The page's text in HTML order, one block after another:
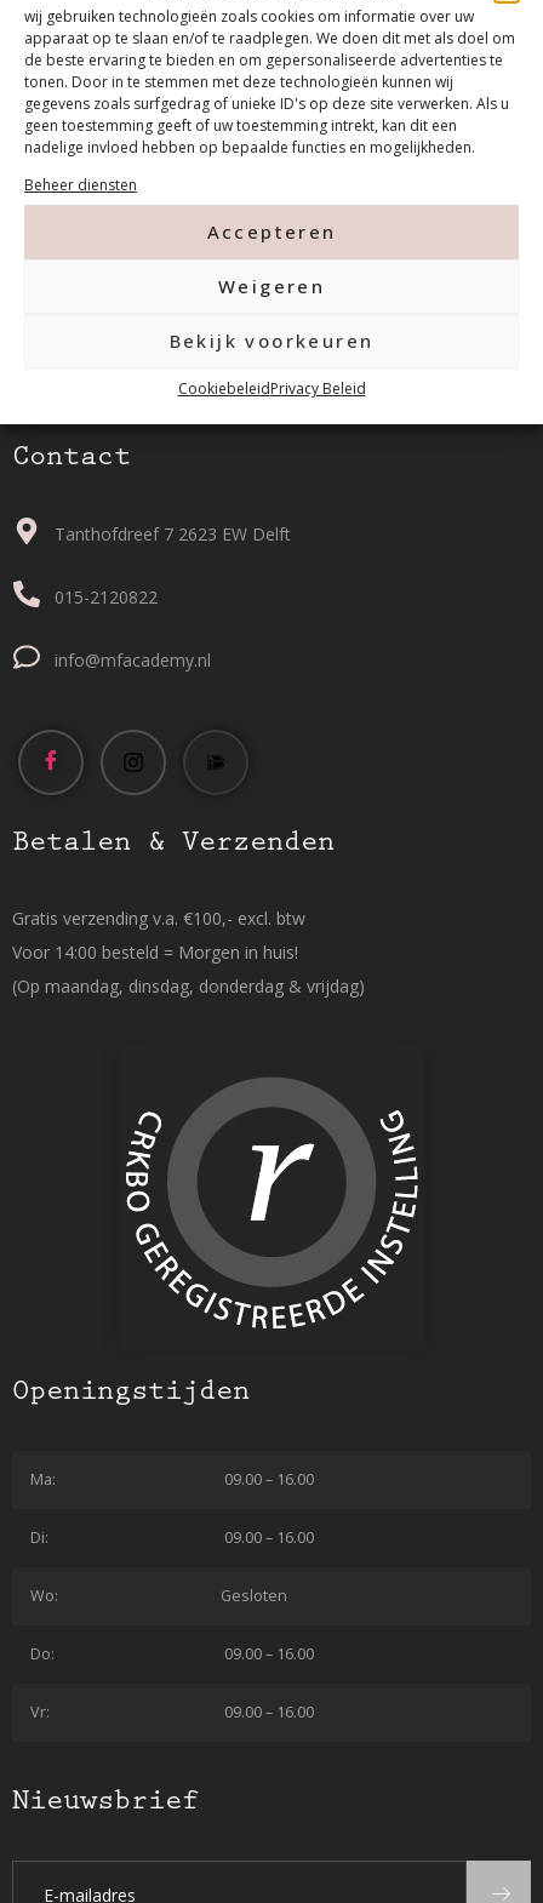
wij gebruiken technologieën zoals cookies om informatie over uw
apparaat op te slaan en/of te raadplegen. We doen dit met als doel om
de beste ervaring te bieden en om gepersonaliseerde advertenties te
tonen. Door in te stemmen met deze technologieën kunnen wij
gegevens zoals surfgedrag of unieke ID's op deze site verwerken. Als u
geen toestemming geeft of uw toestemming intrekt, kan dit een
nadelige invloed hebben op bepaalde functies en mogelijkheden.
Beheer diensten
Accepteren
Weigeren
Bekijk voorkeuren
CookiebeleidPrivacy Beleid
Contact
Tanthofdreef 7 2623 EW Delft
015-2120822
info@mfacademy.nl
Betalen & Verzenden
Gratis verzending v.a. €100,- excl. btw
Voor 14:00 besteld = Morgen in huis!
(Op maandag, dinsdag, donderdag & vrijdag)
Openingstijden
Ma: 09.00 – 16.00
Di: 09.00 – 16.00
Wo: Gesloten
Do: 09.00 – 16.00
Vr: 09.00 – 16.00
Nieuwsbrief